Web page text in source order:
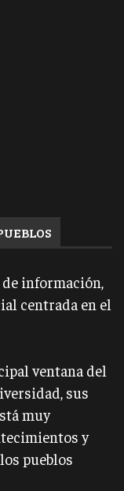
información,
centrada en el
ventana del
sus
muy
y
pueblos